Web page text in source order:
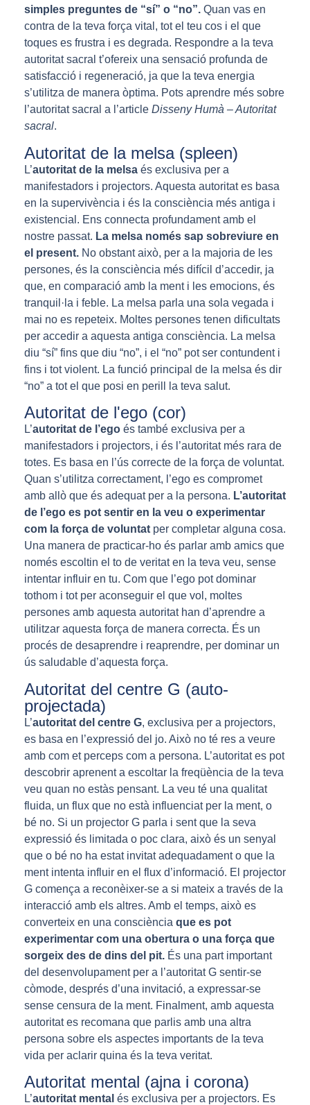
simples preguntes de “sí” o “no”. Quan vas en
contra de la teva força vital, tot el teu cos i el que
toques es frustra i es degrada. Respondre a la teva
autoritat sacral t’ofereix una sensació profunda de
satisfacció i regeneració, ja que la teva energia
s’utilitza de manera òptima. Pots aprendre més sobre
l’autoritat sacral a l’article Disseny Humà – Autoritat
sacral.
Autoritat de la melsa (spleen)
L’autoritat de la melsa és exclusiva per a
manifestadors i projectors. Aquesta autoritat es basa
en la supervivència i és la consciència més antiga i
existencial. Ens connecta profundament amb el
nostre passat. La melsa només sap sobreviure en
el present. No obstant això, per a la majoria de les
persones, és la consciència més difícil d’accedir, ja
que, en comparació amb la ment i les emocions, és
tranquil·la i feble. La melsa parla una sola vegada i
mai no es repeteix. Moltes persones tenen dificultats
per accedir a aquesta antiga consciència. La melsa
diu “sí” fins que diu “no”, i el “no” pot ser contundent i
fins i tot violent. La funció principal de la melsa és dir
“no” a tot el que posi en perill la teva salut.
Autoritat de l'ego (cor)
L’autoritat de l’ego és també exclusiva per a
manifestadors i projectors, i és l’autoritat més rara de
totes. Es basa en l’ús correcte de la força de voluntat.
Quan s’utilitza correctament, l’ego es compromet
amb allò que és adequat per a la persona. L’autoritat
de l’ego es pot sentir en la veu o experimentar
com la força de voluntat per completar alguna cosa.
Una manera de practicar-ho és parlar amb amics que
només escoltin el to de veritat en la teva veu, sense
intentar influir en tu. Com que l’ego pot dominar
tothom i tot per aconseguir el que vol, moltes
persones amb aquesta autoritat han d’aprendre a
utilitzar aquesta força de manera correcta. És un
procés de desaprendre i reaprendre, per dominar un
ús saludable d’aquesta força.
Autoritat del centre G (auto-
projectada)
L’autoritat del centre G, exclusiva per a projectors,
es basa en l’expressió del jo. Això no té res a veure
amb com et perceps com a persona. L’autoritat es pot
descobrir aprenent a escoltar la freqüència de la teva
veu quan no estàs pensant. La veu té una qualitat
fluida, un flux que no està influenciat per la ment, o
bé no. Si un projector G parla i sent que la seva
expressió és limitada o poc clara, això és un senyal
que o bé no ha estat invitat adequadament o que la
ment intenta influir en el flux d’informació. El projector
G comença a reconèixer-se a si mateix a través de la
interacció amb els altres. Amb el temps, això es
converteix en una consciència que es pot
experimentar com una obertura o una força que
sorgeix des de dins del pit. És una part important
del desenvolupament per a l’autoritat G sentir-se
còmode, després d’una invitació, a expressar-se
sense censura de la ment. Finalment, amb aquesta
autoritat es recomana que parlis amb una altra
persona sobre els aspectes importants de la teva
vida per aclarir quina és la teva veritat.
Autoritat mental (ajna i corona)
L’autoritat mental és exclusiva per a projectors. Es